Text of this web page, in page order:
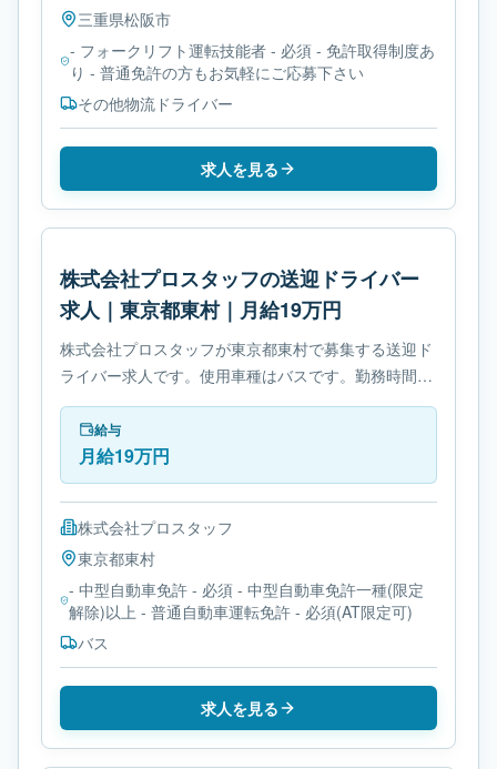
三重県松阪市
- フォークリフト運転技能者 - 必須 - 免許取得制度あ
り - 普通免許の方もお気軽にご応募下さい
その他物流ドライバー
求人を見る
株式会社プロスタッフの送迎ドライバー
求人｜東京都東村｜月給19万円
株式会社プロスタッフが東京都東村で募集する送迎ド
ライバー求人です。使用車種はバスです。勤務時間
は- 変形労働時間制です。必要免許は- 中型自動車免許
です。給与
月給19万円
株式会社プロスタッフ
東京都東村
- 中型自動車免許 - 必須 - 中型自動車免許一種(限定
解除)以上 - 普通自動車運転免許 - 必須(AT限定可)
バス
求人を見る